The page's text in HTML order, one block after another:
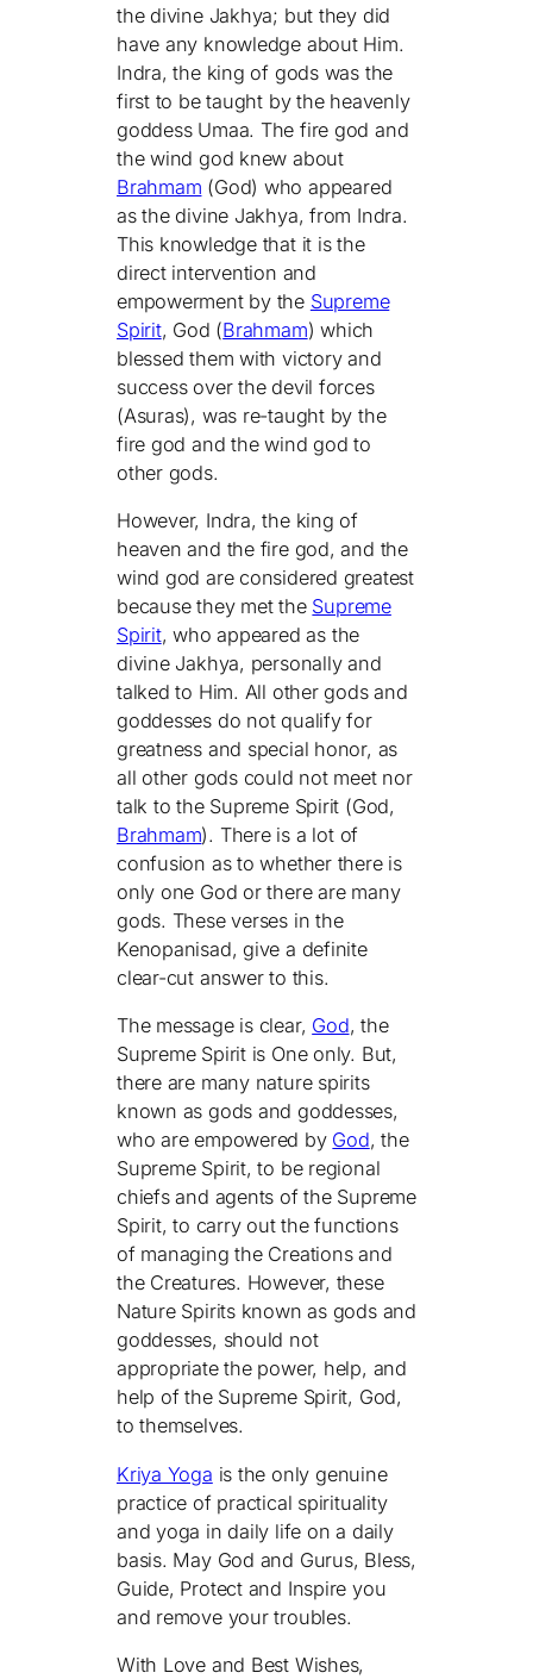
the divine Jakhya; but they did
have any knowledge about Him.
Indra, the king of gods was the
first to be taught by the heavenly
goddess Umaa. The fire god and
the wind god knew about
Brahmam (God) who appeared
as the divine Jakhya, from Indra.
This knowledge that it is the
direct intervention and
empowerment by the Supreme
Spirit, God (Brahmam) which
blessed them with victory and
success over the devil forces
(Asuras), was re-taught by the
fire god and the wind god to
other gods.
However, Indra, the king of
heaven and the fire god, and the
wind god are considered greatest
because they met the Supreme
Spirit, who appeared as the
divine Jakhya, personally and
talked to Him. All other gods and
goddesses do not qualify for
greatness and special honor, as
all other gods could not meet nor
talk to the Supreme Spirit (God,
Brahmam). There is a lot of
confusion as to whether there is
only one God or there are many
gods. These verses in the
Kenopanisad, give a definite
clear-cut answer to this.
The message is clear, God, the
Supreme Spirit is One only. But,
there are many nature spirits
known as gods and goddesses,
who are empowered by God, the
Supreme Spirit, to be regional
chiefs and agents of the Supreme
Spirit, to carry out the functions
of managing the Creations and
the Creatures. However, these
Nature Spirits known as gods and
goddesses, should not
appropriate the power, help, and
help of the Supreme Spirit, God,
to themselves.
Kriya Yoga is the only genuine
practice of practical spirituality
and yoga in daily life on a daily
basis. May God and Gurus, Bless,
Guide, Protect and Inspire you
and remove your troubles.
With Love and Best Wishes,